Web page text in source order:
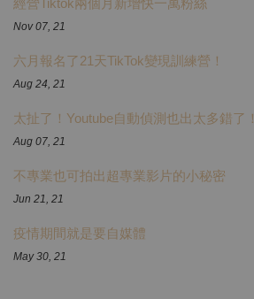
經營Tiktok兩個月新增快一萬粉絲
Nov 07, 21
六月報名了21天TikTok變現訓練營！
Aug 24, 21
太扯了！Youtube自動偵測也出太多錯了！
Aug 07, 21
不專業也可拍出超專業影片的小秘密
Jun 21, 21
疫情期間就是要自媒體
May 30, 21